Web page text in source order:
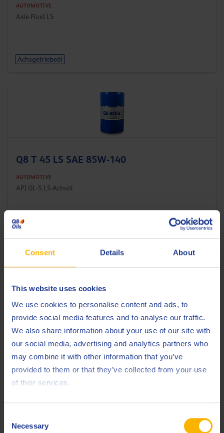
Consent Details About
This website uses cookies
We use cookies to personalise content and ads, to
provide social media features and to analyse our traffic.
We also share information about your use of our site with
our social media, advertising and analytics partners who
may combine it with other information that you’ve
provided to them or that they’ve collected from your use
of their services.
Selection
Necessary
AUTOMOTIVE
Axle Fluid LS
Achsgetriebeöl
Q8 T 45 LS SAE 85W-140
AUTOMOTIVE
API GL-5 LS-Achsöl
Achsgetriebeöl
Q8 T 45 LS SAE 90
AUTOMOTIVE
Fortschrittliches API GL-5 LS Achsöl für Hypoidgetriebe,
Hinterachsen und Endantriebe
Achsgetriebeöl